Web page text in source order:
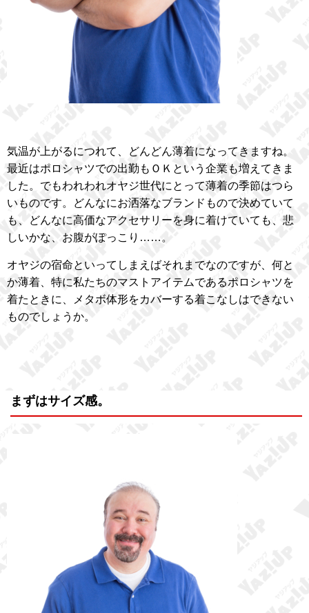
気温が上がるにつれて、どんどん薄着になってきますね。
最近はポロシャツでの出勤もＯＫという企業も増えてきま
した。でもわれわれオヤジ世代にとって薄着の季節はつら
いものです。どんなにお洒落なブランドもので決めていて
も、どんなに高価なアクセサリーを身に着けていても、悲
しいかな、お腹がぽっこり……。
オヤジの宿命といってしまえばそれまでなのですが、何と
か薄着、特に私たちのマストアイテムであるポロシャツを
着たときに、メタボ体形をカバーする着こなしはできない
ものでしょうか。
まずはサイズ感。